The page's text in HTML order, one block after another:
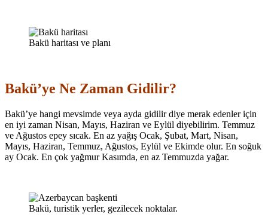
Bakü haritası ve planı
Bakü’ye Ne Zaman Gidilir?
Bakü’ye hangi mevsimde veya ayda gidilir diye merak edenler için
en iyi zaman Nisan, Mayıs, Haziran ve Eylül diyebilirim. Temmuz
ve Ağustos epey sıcak. En az yağış Ocak, Şubat, Mart, Nisan,
Mayıs, Haziran, Temmuz, Ağustos, Eylül ve Ekimde olur. En soğuk
ay Ocak. En çok yağmur Kasımda, en az Temmuzda yağar.
Bakü, turistik yerler, gezilecek noktalar.